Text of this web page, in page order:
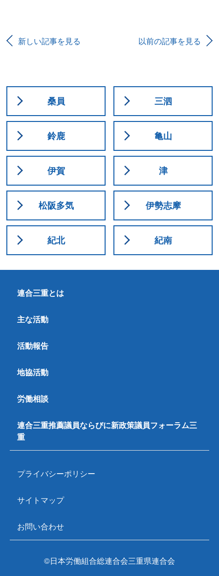
新しい記事を見る 以前の記事を見る
桑員 三泗
鈴鹿 亀山
伊賀 津
松阪多気 伊勢志摩
紀北 紀南
連合三重とは
主な活動
活動報告
地協活動
労働相談
連合三重推薦議員ならびに新政策議員フォーラム三
重
プライバシーポリシー
サイトマップ
お問い合わせ
©日本労働組合総連合会三重県連合会